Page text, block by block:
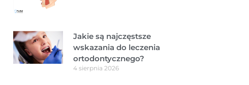
Jakie są najczęstsze
wskazania do leczenia
ortodontycznego?
4 sierpnia 2026